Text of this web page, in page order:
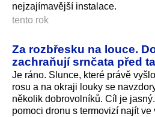
nejzajímavější instalace.
tento rok
Za rozbřesku na louce.
zachraňují srnčata před
Je ráno. Slunce, které právě
rosu a na okraji louky se
několik dobrovolníků. Cíl je
pomoci dronu s termovizí najít